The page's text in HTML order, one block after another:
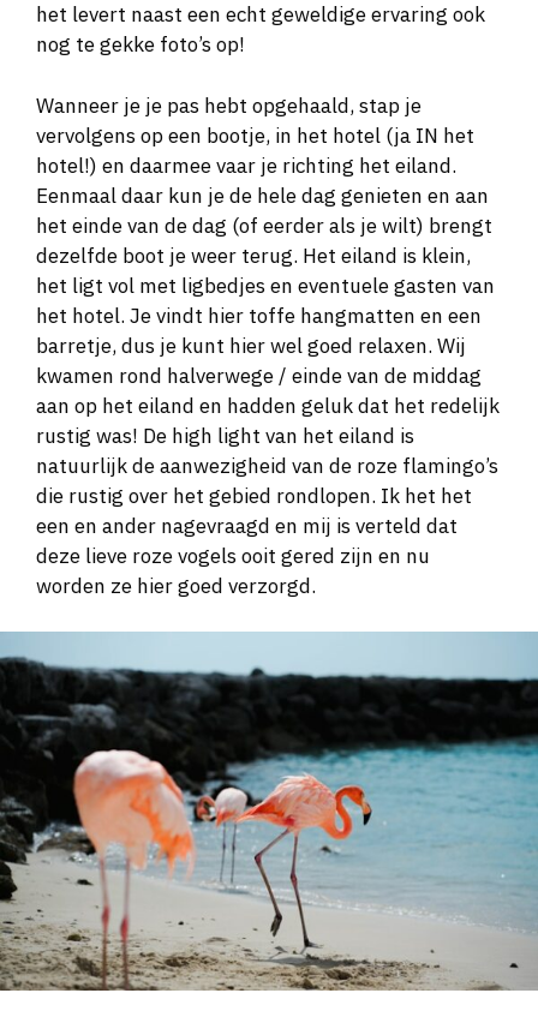
het levert naast een echt geweldige ervaring ook
nog te gekke foto’s op!
Wanneer je je pas hebt opgehaald, stap je
vervolgens op een bootje, in het hotel (ja IN het
hotel!) en daarmee vaar je richting het eiland.
Eenmaal daar kun je de hele dag genieten en aan
het einde van de dag (of eerder als je wilt) brengt
dezelfde boot je weer terug. Het eiland is klein,
het ligt vol met ligbedjes en eventuele gasten van
het hotel. Je vindt hier toffe hangmatten en een
barretje, dus je kunt hier wel goed relaxen. Wij
kwamen rond halverwege / einde van de middag
aan op het eiland en hadden geluk dat het redelijk
rustig was! De high light van het eiland is
natuurlijk de aanwezigheid van de roze flamingo’s
die rustig over het gebied rondlopen. Ik het het
een en ander nagevraagd en mij is verteld dat
deze lieve roze vogels ooit gered zijn en nu
worden ze hier goed verzorgd.